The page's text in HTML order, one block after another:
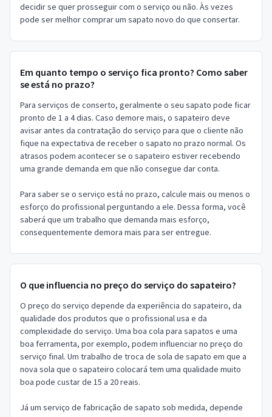
decidir se quer prosseguir com o serviço ou não. Às vezes
pode ser melhor comprar um sapato novo do que consertar.
Em quanto tempo o serviço fica pronto? Como saber
se está no prazo?
Para serviços de conserto, geralmente o seu sapato pode ficar
pronto de 1 a 4 dias. Caso demore mais, o sapateiro deve
avisar antes da contratação do serviço para que o cliente não
fique na expectativa de receber o sapato no prazo normal. Os
atrasos podem acontecer se o sapateiro estiver recebendo
uma grande demanda em que não consegue dar conta.
Para saber se o serviço está no prazo, calcule mais ou menos o
esforço do profissional perguntando a ele. Dessa forma, você
saberá que um trabalho que demanda mais esforço,
consequentemente demora mais para ser entregue.
O que influencia no preço do serviço do sapateiro?
O preço do serviço depende da experiência do sapateiro, da
qualidade dos produtos que o profissional usa e da
complexidade do serviço. Uma boa cola para sapatos e uma
boa ferramenta, por exemplo, podem influenciar no preço do
serviço final. Um trabalho de troca de sola de sapato em que a
nova sola que o sapateiro colocará tem uma qualidade muito
boa pode custar de 15 a 20 reais.
Já um serviço de fabricação de sapato sob medida, depende